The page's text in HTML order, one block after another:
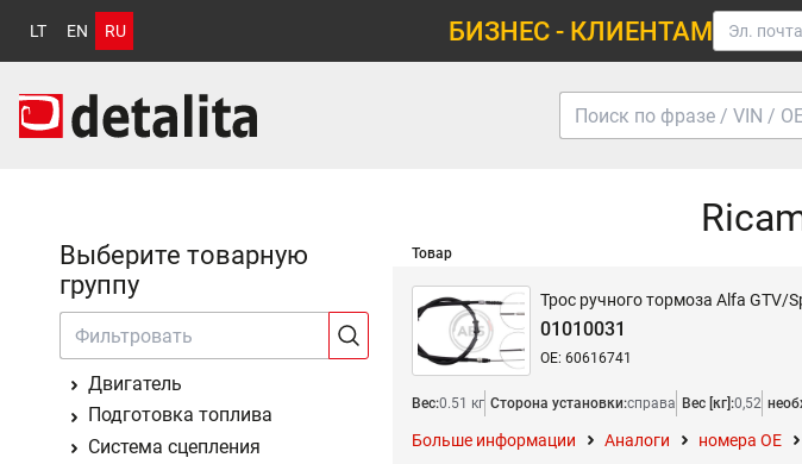
LT EN RU БИЗНЕС - КЛИЕНТАМ
Выберите товарную
группу
Двигатель
Подготовка топлива
Система сцепления
Товар
Трос ручного тормоза Alfa GTV/
01010031
OE: 60616741
Вес:0.51 кг Сторона установки:справа Вес [кг]:0,52
Больше информации Аналоги номера ОЕ